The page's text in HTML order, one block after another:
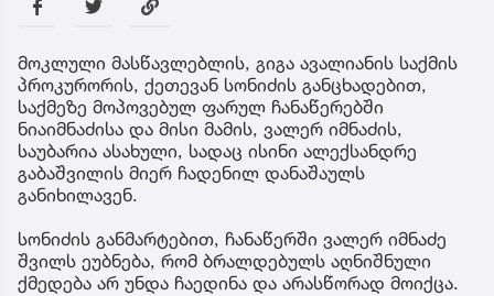
მოკლული მასწავლებლის, გიგა ავალიანის საქმის
პროკურორის, ქეთევან სონიძის განცხადებით,
საქმეზე მოპოვებულ ფარულ ჩანაწერებში
ნიაიმნაძისა და მისი მამის, ვალერ იმნაძის,
საუბარია ასახული, სადაც ისინი ალექსანდრე
გაბაშვილის მიერ ჩადენილ დანაშაულს
განიხილავენ.
სონიძის განმარტებით, ჩანაწერში ვალერ იმნაძე
შვილს ეუბნება, რომ ბრალდებულს აღნიშნული
ქმედება არ უნდა ჩაედინა და არასწორად მოიქცა.